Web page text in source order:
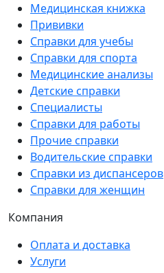
Медицинская книжка
Прививки
Справки для учебы
Справки для спорта
Медицинские анализы
Детские справки
Специалисты
Справки для работы
Прочие справки
Водительские справки
Справки из диспансеров
Справки для женщин
Компания
Оплата и доставка
Услуги